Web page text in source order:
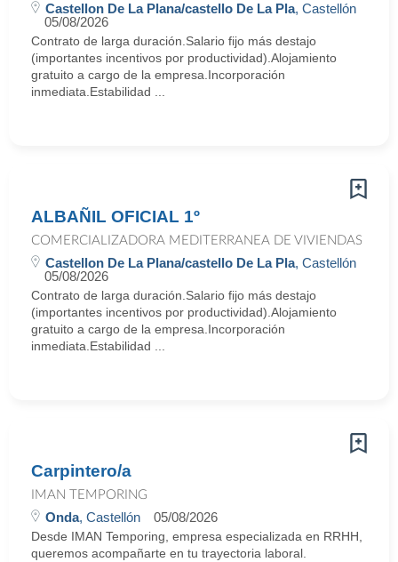
Castellon De La Plana/castello De La Pla, Castellón
05/08/2026
Contrato de larga duración.Salario fijo más destajo
(importantes incentivos por productividad).Alojamiento
gratuito a cargo de la empresa.Incorporación
inmediata.Estabilidad ...
ALBAÑIL OFICIAL 1º
COMERCIALIZADORA MEDITERRANEA DE VIVIENDAS
Castellon De La Plana/castello De La Pla, Castellón
05/08/2026
Contrato de larga duración.Salario fijo más destajo
(importantes incentivos por productividad).Alojamiento
gratuito a cargo de la empresa.Incorporación
inmediata.Estabilidad ...
Carpintero/a
IMAN TEMPORING
Onda, Castellón 05/08/2026
Desde IMAN Temporing, empresa especializada en RRHH,
queremos acompañarte en tu trayectoria laboral.